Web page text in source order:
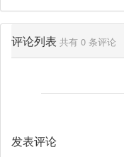
评论列表 共有 0 条评论
发表评论